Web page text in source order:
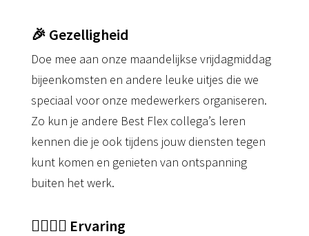
🎉 Gezelligheid
Doe mee aan onze maandelijkse vrijdagmiddag
bijeenkomsten en andere leuke uitjes die we
speciaal voor onze medewerkers organiseren.
Zo kun je andere Best Flex collega’s leren
kennen die je ook tijdens jouw diensten tegen
kunt komen en genieten van ontspanning
buiten het werk.
👩‍⚕️👨‍⚕️ Ervaring